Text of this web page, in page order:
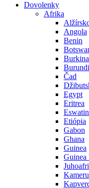
Dovolenky
Afrika
Angola
Benin
Burundi
Čad
Egypt
Eritrea
Etiópia
Gabon
Ghana
Guinea
Guinea